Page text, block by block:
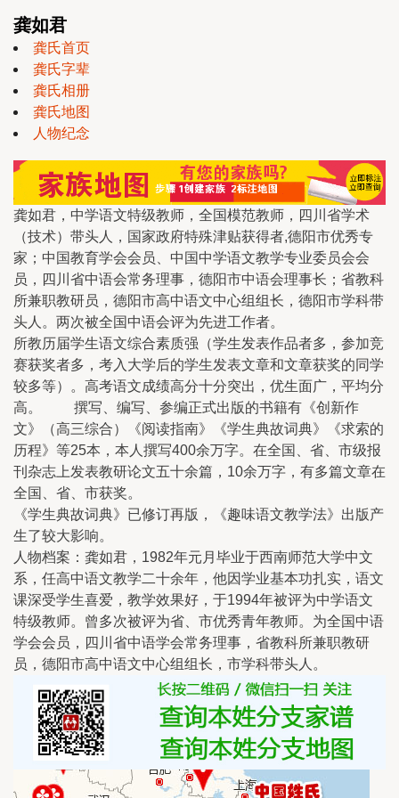
龚如君
龚氏首页
龚氏字辈
龚氏相册
龚氏地图
人物纪念
龚如君，中学语文特级教师，全国模范教师，四川省学术
（技术）带头人，国家政府特殊津贴获得者,德阳市优秀专
家；中国教育学会会员、中国中学语文教学专业委员会会
员，四川省中语会常务理事，德阳市中语会理事长；省教科
所兼职教研员，德阳市高中语文中心组组长，德阳市学科带
头人。两次被全国中语会评为先进工作者。
所教历届学生语文综合素质强（学生发表作品者多，参加竞
赛获奖者多，考入大学后的学生发表文章和文章获奖的同学
较多等）。高考语文成绩高分十分突出，优生面广，平均分
高。 撰写、编写、参编正式出版的书籍有《创新作
文》（高三综合）《阅读指南》《学生典故词典》《求索的
历程》等25本，本人撰写400余万字。在全国、省、市级报
刊杂志上发表教研论文五十余篇，10余万字，有多篇文章在
全国、省、市获奖。
《学生典故词典》已修订再版，《趣味语文教学法》出版产
生了较大影响。
人物档案：龚如君，1982年元月毕业于西南师范大学中文
系，任高中语文教学二十余年，他因学业基本功扎实，语文
课深受学生喜爱，教学效果好，于1994年被评为中学语文
特级教师。曾多次被评为省、市优秀青年教师。为全国中语
学会会员，四川省中语学会常务理事，省教科所兼职教研
员，德阳市高中语文中心组组长，市学科带头人。